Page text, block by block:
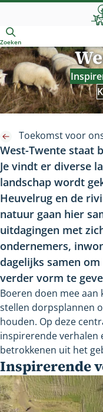
hoofdinhoud
Zoeken
Toekomst voor
West-Twente staat
Je vindt er diverse
landschap wordt
Heuvelrug en de
natuur gaan hier
uitdagingen met
ondernemers,
dagelijks samen
verder vorm te
Boeren doen mee
stellen dorpsplannen
houden. Op deze
inspirerende verhalen
betrokkenen uit het
Inspirerende